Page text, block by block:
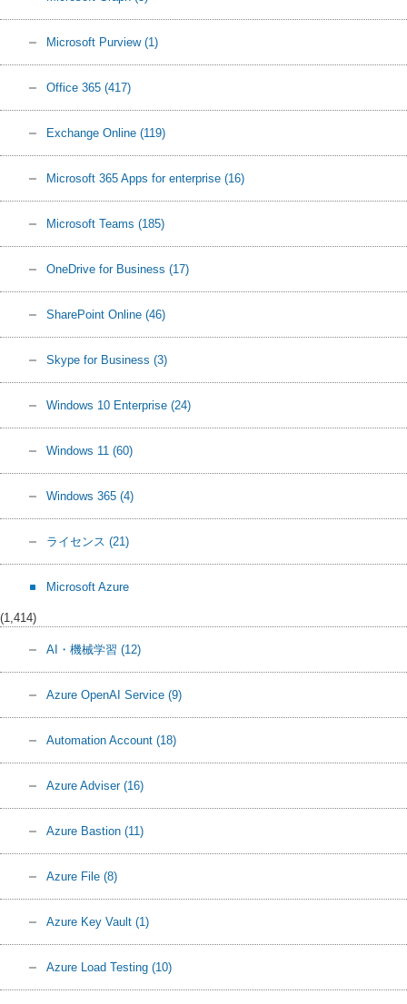
Microsoft Purview (1)
Office 365 (417)
Exchange Online (119)
Microsoft 365 Apps for enterprise (16)
Microsoft Teams (185)
OneDrive for Business (17)
SharePoint Online (46)
Skype for Business (3)
Windows 10 Enterprise (24)
Windows 11 (60)
Windows 365 (4)
ライセンス (21)
Microsoft Azure
(1,414)
AI・機械学習 (12)
Azure OpenAI Service (9)
Automation Account (18)
Azure Adviser (16)
Azure Bastion (11)
Azure File (8)
Azure Key Vault (1)
Azure Load Testing (10)